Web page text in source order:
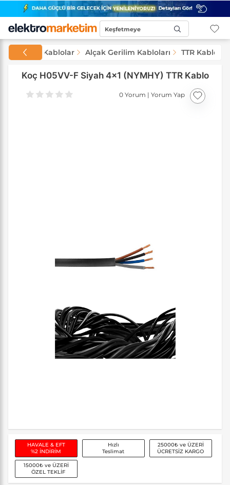
Keşfetmeye
Kablolar Alçak Gerilim Kabloları TTR Kablolar
Koç H05VV-F Siyah 4x1 (NYMHY) TTR Kablo
0 Yorum | Yorum Yap
HAVALE & EFT
%2 İNDİRİM
Hızlı
Teslimat
25000₺ ve ÜZERİ
ÜCRETSİZ KARGO
15000₺ ve ÜZERİ
ÖZEL TEKLİF